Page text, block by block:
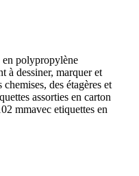
en polypropylène
à dessiner, marquer et
des étagères et
assorties en carton
mmavec etiquettes en